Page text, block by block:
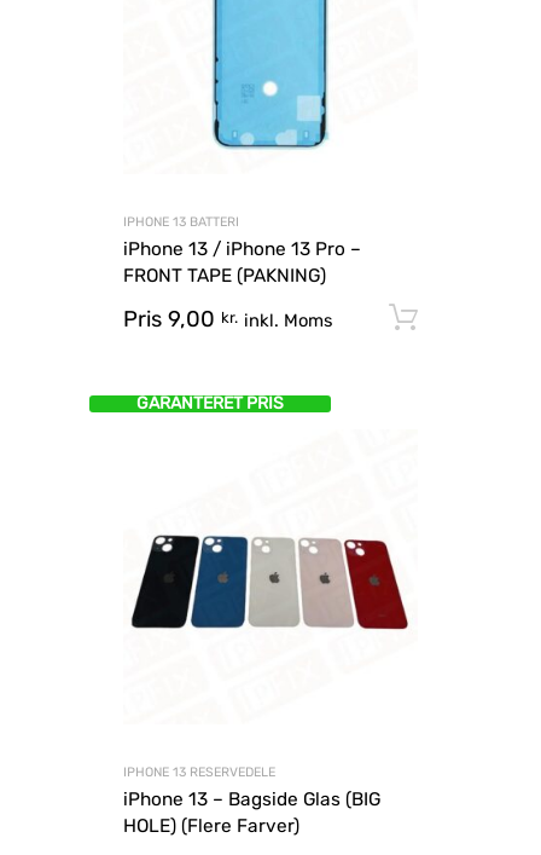
IPHONE 13 BATTERI
iPhone 13 / iPhone 13 Pro –
FRONT TAPE (PAKNING)
Pris 9,00 kr. inkl. Moms
GARANTERET PRIS
IPHONE 13 RESERVEDELE
iPhone 13 – Bagside Glas (BIG
HOLE) (Flere Farver)